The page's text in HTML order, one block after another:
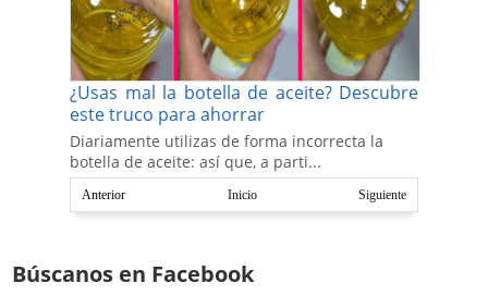
¿Usas mal la botella de aceite? Descubre
este truco para ahorrar
Diariamente utilizas de forma incorrecta la
botella de aceite: así que, a parti...
Anterior Siguiente
Inicio
Búscanos en Facebook